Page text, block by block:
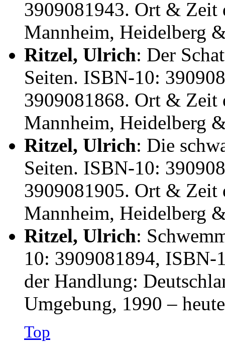
3909081943. Ort & Zeit
Mannheim, Heidelberg
Ritzel, Ulrich: Der
Seiten. ISBN-10:
3909081868. Ort & Zeit
Mannheim, Heidelberg
Ritzel, Ulrich: Die
Seiten. ISBN-10:
3909081905. Ort & Zeit
Mannheim, Heidelberg
Ritzel, Ulrich:
10: 3909081894,
der Handlung:
Umgebung, 1990 –
Top